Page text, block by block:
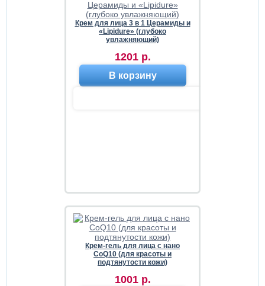
Крем для лица 3 в 1 Церамиды и
«Lipidure» (глубоко
увлажняющий)
1201 р.
В корзину
Крем-гель для лица с нано
CoQ10 (для красоты и
подтянутости кожи)
1001 р.